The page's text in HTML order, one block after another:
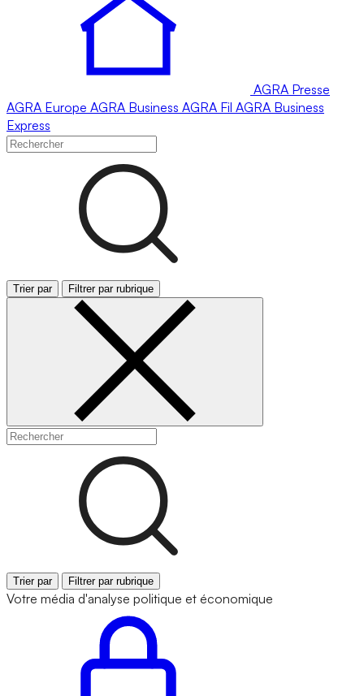
AGRA Presse
AGRA Europe AGRA Business AGRA Fil AGRA Business
Express
Trier par Filtrer par rubrique
Trier par Filtrer par rubrique
Votre média d'analyse politique et économique